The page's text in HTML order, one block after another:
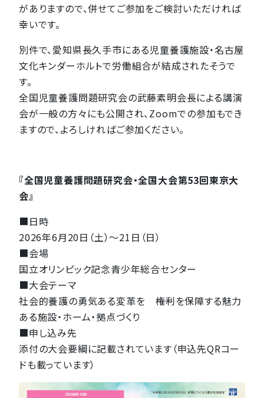
がありますので、併せてご参加をご検討いただければ
幸いです。
別件で、愛知県長久手市にある児童養護施設・名古屋
文化キンダーホルトで労働組合が結成されたそうで
す。
全国児童養護問題研究会の武藤素明会長による講演
会が一般の方々にも公開され、Zoomでの参加もでき
ますので、よろしければご参加ください。
『全国児童養護問題研究会・全国大会第53回東京大
会』
■日時
2026年6月20日（土）～21日（日）
■会場
国立オリンピック記念青少年総合センター
■大会テーマ
社会的養護の勇気ある変革を ――権利を保障する魅力
ある施設・ホーム・拠点づくり
■申し込み先
添付の大会要綱に記載されています（申込先QRコー
ドも載っています）